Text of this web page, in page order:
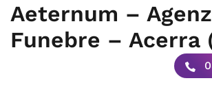
Aeternum –
Funebre – Acerra